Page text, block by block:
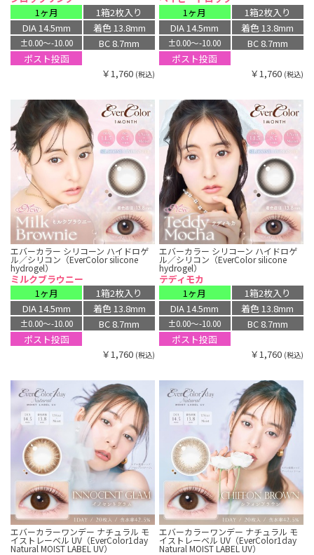
1ヶ月
1箱2枚入り
DIA 14.5mm
着色 13.8mm
±0.00〜-10.00
BC 8.7mm
ポスト投函
￥1,760 (税込)
1ヶ月
1箱2枚入り
DIA 14.5mm
着色 13.8mm
±0.00〜-10.00
BC 8.7mm
ポスト投函
￥1,760 (税込)
エバーカラー シリコーン ハイドロゲ
ル／シリコン（EverColor silicone
hydrogel）
ミルクブラウニー
1ヶ月
1箱2枚入り
DIA 14.5mm
着色 13.8mm
±0.00〜-10.00
BC 8.7mm
ポスト投函
￥1,760 (税込)
エバーカラー シリコーン ハイドロゲ
ル／シリコン（EverColor silicone
hydrogel）
テディモカ
1ヶ月
1箱2枚入り
DIA 14.5mm
着色 13.8mm
±0.00〜-10.00
BC 8.7mm
ポスト投函
￥1,760 (税込)
エバーカラーワンデー ナチュラル モ
イストレーベル UV（EverColor1day
Natural MOIST LABEL UV）
エバーカラーワンデー ナチュラル モ
イストレーベル UV（EverColor1day
Natural MOIST LABEL UV）